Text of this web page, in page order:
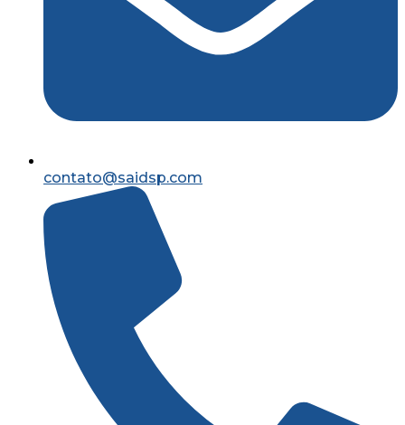
contato@saidsp.com